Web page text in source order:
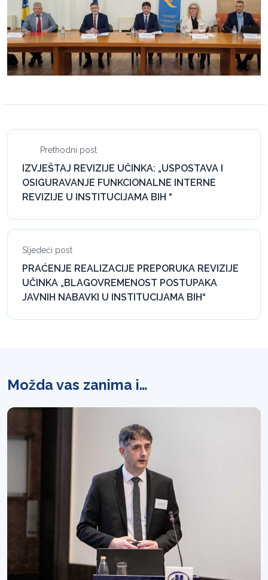
Prethodni post
IZVJEŠTAJ REVIZIJE UČINKA: „USPOSTAVA I
OSIGURAVANJE FUNKCIONALNE INTERNE
REVIZIJE U INSTITUCIJAMA BIH “
Sljedeći post
PRAĆENJE REALIZACIJE PREPORUKA REVIZIJE
UČINKA „BLAGOVREMENOST POSTUPAKA
JAVNIH NABAVKI U INSTITUCIJAMA BIH“
Možda vas zanima i…